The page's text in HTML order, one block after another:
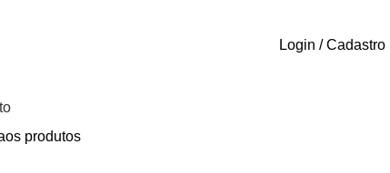
Login / Cadastro
produtos